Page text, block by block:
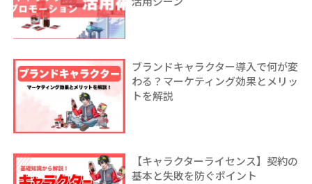
ブランドキャラクター導入で何が変
わる？マーケティング効果とメリッ
トを解説
【キャラクターライセンス】契約の
基本と失敗を防ぐポイント